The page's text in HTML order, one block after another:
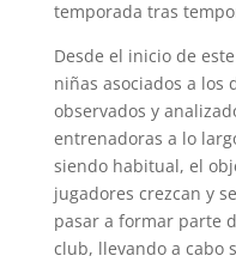
temporada tras
Desde el inicio de
niñas asociados a los
observados y
entrenadoras a lo
siendo habitual, el
jugadores crezcan y
pasar a formar parte
club, llevando a cabo